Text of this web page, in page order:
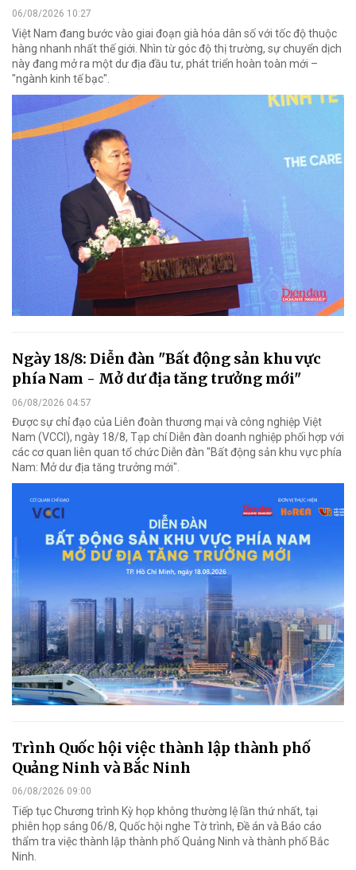
06/08/2026 10:27
Việt Nam đang bước vào giai đoạn già hóa dân số với tốc độ thuộc
hàng nhanh nhất thế giới. Nhìn từ góc độ thị trường, sự chuyển dịch
này đang mở ra một dư địa đầu tư, phát triển hoàn toàn mới –
"ngành kinh tế bạc".
Ngày 18/8: Diễn đàn "Bất động sản khu vực
phía Nam - Mở dư địa tăng trưởng mới"
06/08/2026 04:57
Được sự chỉ đạo của Liên đoàn thương mại và công nghiệp Việt
Nam (VCCI), ngày 18/8, Tạp chí Diễn đàn doanh nghiệp phối hợp với
các cơ quan liên quan tổ chức Diễn đàn "Bất động sản khu vực phía
Nam: Mở dư địa tăng trưởng mới".
Trình Quốc hội việc thành lập thành phố
Quảng Ninh và Bắc Ninh
06/08/2026 09:00
Tiếp tục Chương trình Kỳ họp không thường lệ lần thứ nhất, tại
phiên họp sáng 06/8, Quốc hội nghe Tờ trình, Đề án và Báo cáo
thẩm tra việc thành lập thành phố Quảng Ninh và thành phố Bắc
Ninh.